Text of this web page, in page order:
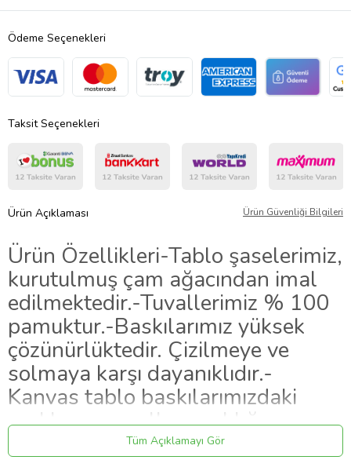
Ödeme Seçenekleri
Taksit Seçenekleri
Ürün Açıklaması Ürün Güvenliği Bilgileri
Ürün Özellikleri-Tablo şaselerimiz,
kurutulmuş çam ağacından imal
edilmektedir.-Tuvallerimiz % 100
pamuktur.-Baskılarımız yüksek
çözünürlüktedir. Çizilmeye ve
solmaya karşı dayanıklıdır.-
Kanvas tablo baskılarımızdaki
renkler uzun yıllar canlılığını
-Kanvas tablolarımızdaki
Tüm Açıklamayı Gör